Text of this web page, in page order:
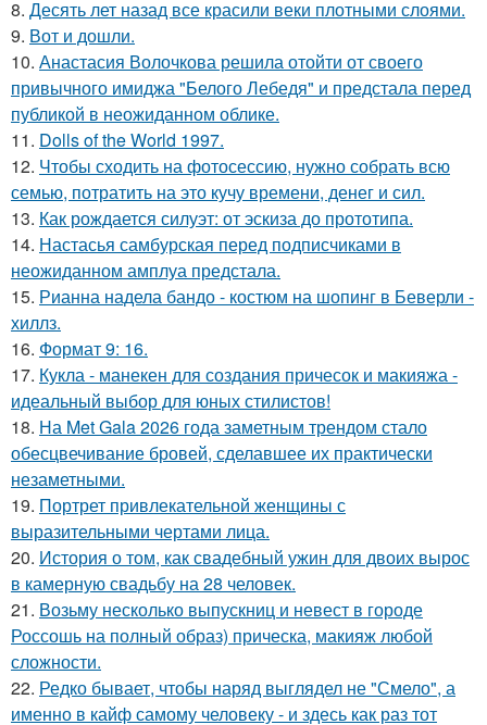
8. Десять лет назад все красили веки плотными слоями.
9. Вот и дошли.
10. Анастасия Волочкова решила отойти от своего
привычного имиджа "Белого Лебедя" и предстала перед
публикой в неожиданном облике.
11. Dolls of the World 1997.
12. Чтобы сходить на фотосессию, нужно собрать всю
семью, потратить на это кучу времени, денег и сил.
13. Как рождается силуэт: от эскиза до прототипа.
14. Настасья самбурская перед подписчиками в
неожиданном амплуа предстала.
15. Рианна надела бандо - костюм на шопинг в Беверли -
хиллз.
16. Формат 9: 16.
17. Кукла - манекен для создания причесок и макияжа -
идеальный выбор для юных стилистов!
18. На Met Gala 2026 года заметным трендом стало
обесцвечивание бровей, сделавшее их практически
незаметными.
19. Портрет привлекательной женщины с
выразительными чертами лица.
20. История о том, как свадебный ужин для двоих вырос
в камерную свадьбу на 28 человек.
21. Возьму несколько выпускниц и невест в городе
Россошь на полный образ) прическа, макияж любой
сложности.
22. Редко бывает, чтобы наряд выглядел не "Смело", а
именно в кайф самому человеку - и здесь как раз тот